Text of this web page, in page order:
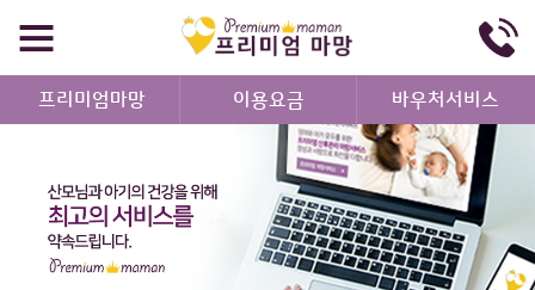
프리미엄마망 이용요금 바우처서비스